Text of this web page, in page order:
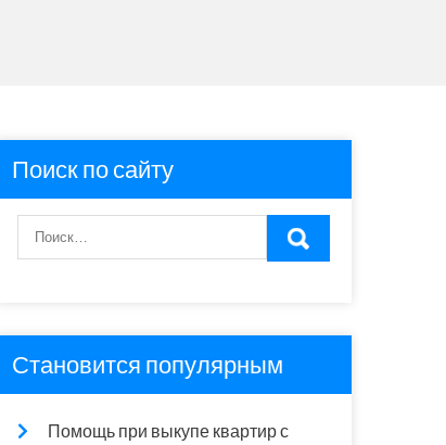
Поиск по сайту
Становится популярным
Помощь при выкупе квартир с